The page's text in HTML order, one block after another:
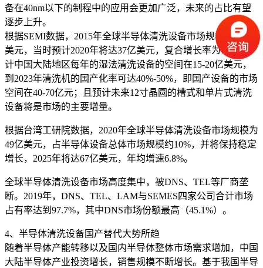
备在40nm以下的制程中的应用会更加广泛，未来的占比有望
逐步上升。
根据SEMI数据，2015年全球半导体清洗设备市场规模为26亿
美元，当时预计2020年将达37亿美元，复合增长率为7%。预
计中国大陆地区每年的湿法清洗设备的空间在15-20亿美元，
到2023年清洗机的国产化率可达40%-50%，即国产设备的市场
空间在40-70亿元；且预计未来12寸晶圆的槽式和单片式清洗
设备将是市场的主要增量。
根据台湾工研院数据，2020年全球半导体清洗设备市场规模为
49亿美元，占半导体设备总体市场规模约10%，并将保持稳定
增长，2025年将达67亿美元，年均增速6.8%。
全球半导体清洗设备市场高度集中，被DNS、TEL等厂商垄
断。2019年，DNS、TEL、LAM与SEMES四家公司合计市场
占有率达到97.7%，其中DNS市场份额最高（45.1%）。
4、半导体清洗设备国产替代大势所趋
随着半导体产能转移以及国内半导体整体市场需求增加，中国
大陆半导体产业投资增长，销售规模不断增长。基于我国半导